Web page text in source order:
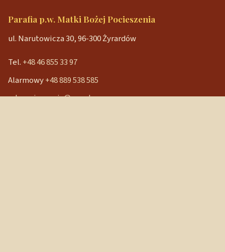
Parafia p.w. Matki Bożej Pocieszenia
ul. Narutowicza 30, 96-300 Żyrardów
Tel. +48 46 855 33 97
Alarmowy+48 889 538 585
mbpocieszenia@wp.pl